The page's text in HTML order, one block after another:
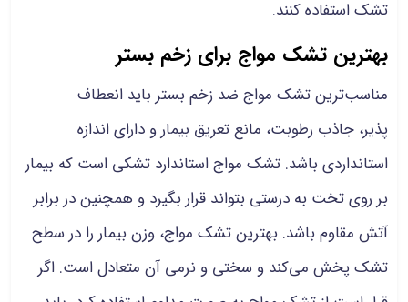
تشک استفاده کنند.
بهترین تشک مواج برای زخم بستر
مناسب‌ترین تشک مواج ضد زخم بستر باید انعطاف
پذیر، جاذب رطوبت، مانع تعریق بیمار و دارای اندازه
استانداردی باشد. تشک مواج استاندارد تشکی است که بیمار
بر روی تخت به درستی بتواند قرار بگیرد و همچنین در برابر
آتش مقاوم باشد. بهترین تشک مواج، وزن بیمار را در سطح
تشک پخش می‌کند و سختی و نرمی آن متعادل است. اگر